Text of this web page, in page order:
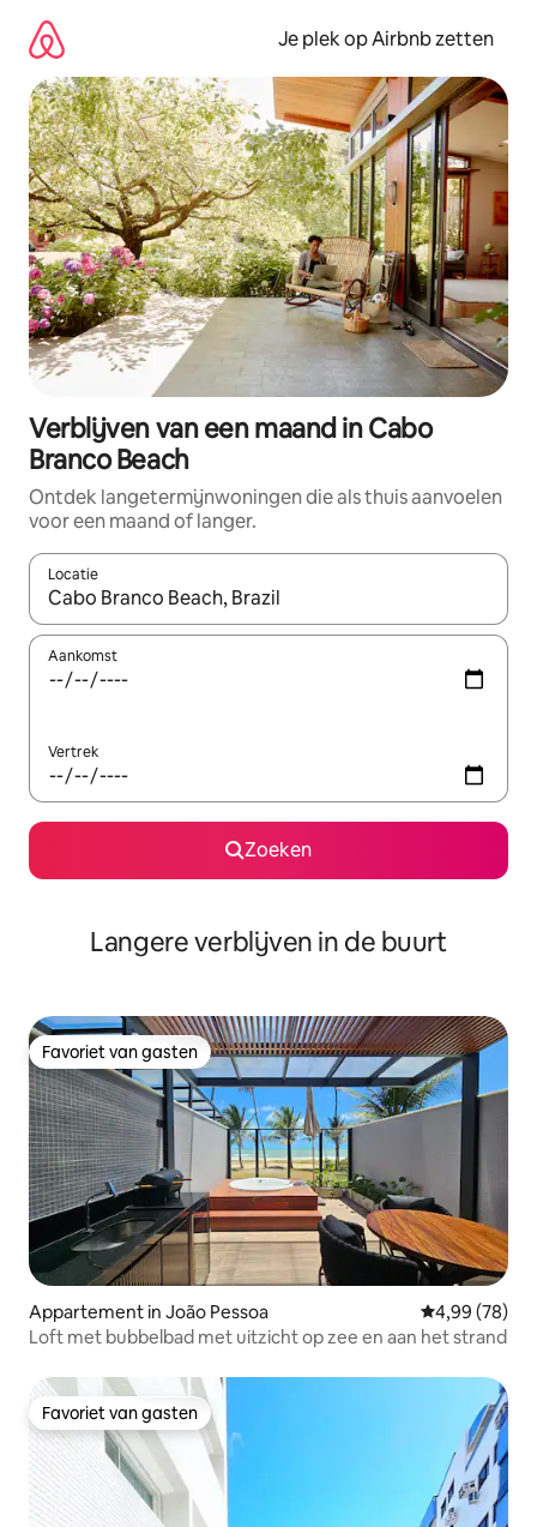
direct
naar
inhoud
Je plek op Airbnb zetten
Verblijven van een maand in Cabo
Branco Beach
Ontdek langetermijnwoningen die als thuis aanvoelen
voor een maand of langer.
Locatie
Wanneer er resultaten beschikbaar zijn, maak je een keuze
Aankomst
Vertrek
Zoeken
Langere verblijven in de buurt
Favoriet van gasten
Favoriet van gasten
Appartement in João Pessoa Gemiddelde
4,99 (78)
Loft met bubbelbad met uitzicht op zee en aan het strand
Favoriet van gasten
Favoriet van gasten